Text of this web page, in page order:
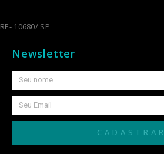
RE- 10680/ SP
Newsletter
CADASTRAR